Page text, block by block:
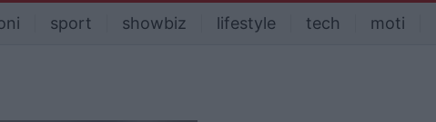
sport showbiz lifestyle tech moti